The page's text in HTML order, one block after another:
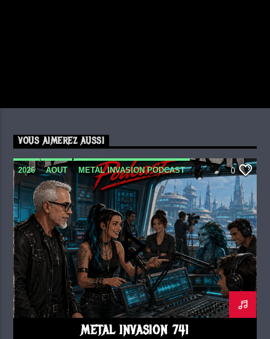
VOUS AIMEREZ AUSSI
2026 AOUT METAL INVASION PODCAST 0
METAL INVASION 741